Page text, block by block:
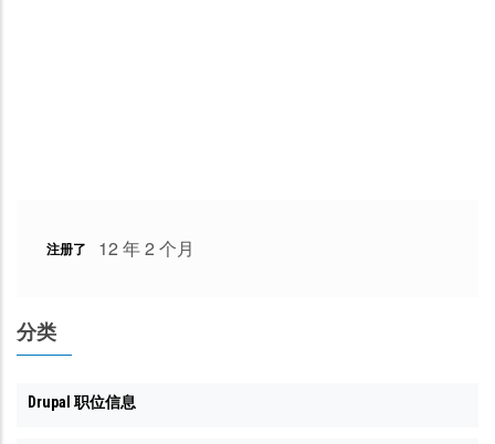
注册了 12 年 2 个月
分类
Drupal 职位信息